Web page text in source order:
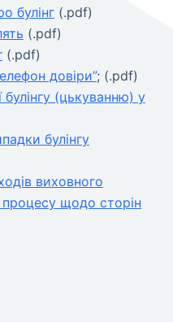
булінг(.pdf)
(.pdf)
(.pdf)
довіри”; (.pdf)
(цькуванню) у
булінгу
виховного
процесу щодо сторін